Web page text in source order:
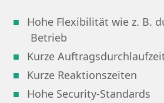
Hohe Flexibilität wie z. B.
Betrieb
Kurze
Kurze Reaktionszeiten
Hohe Security-Standards